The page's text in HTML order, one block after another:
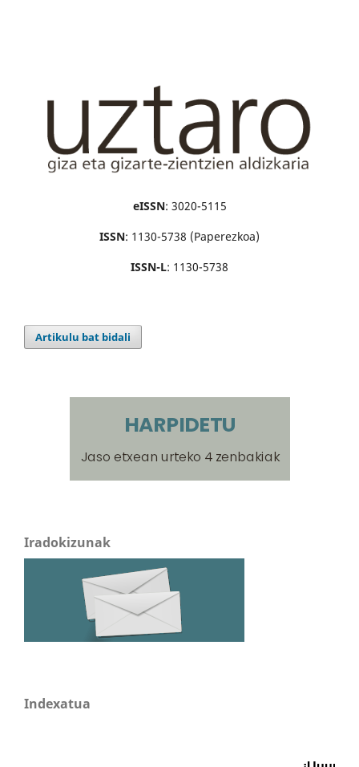
eISSN: 3020-5115
ISSN: 1130-5738 (Paperezkoa)
ISSN-L: 1130-5738
Artikulu bat bidali
Iradokizunak
Indexatua